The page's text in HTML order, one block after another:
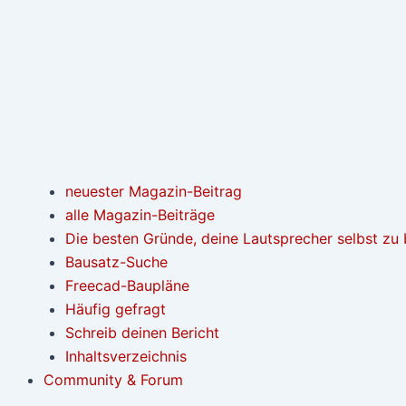
neuester Magazin-Beitrag
alle Magazin-Beiträge
Die besten Gründe, deine Lautsprecher selbst zu
Bausatz-Suche
Freecad-Baupläne
Häufig gefragt
Schreib deinen Bericht
Inhaltsverzeichnis
Community & Forum